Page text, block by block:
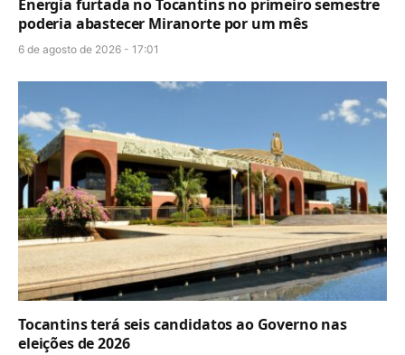
Energia furtada no Tocantins no primeiro semestre
poderia abastecer Miranorte por um mês
6 de agosto de 2026 - 17:01
Tocantins terá seis candidatos ao Governo nas
eleições de 2026